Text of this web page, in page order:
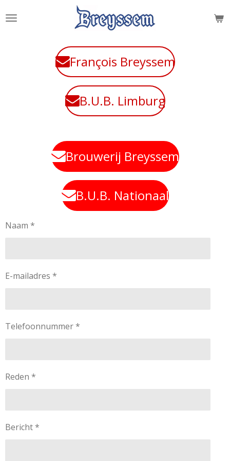
direct
François Breyssem
B.U.B. Limburg
Brouwerij Breyssem
B.U.B. Nationaal
Naam *
E-mailadres *
Telefoonnummer *
Reden *
Bericht *